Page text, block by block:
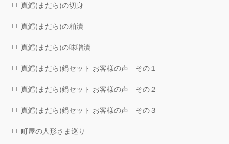
真鱈(まだら)の切身
真鱈(まだら)の粕漬
真鱈(まだら)の味噌漬
真鱈(まだら)鍋セット お客様の声 その１
真鱈(まだら)鍋セット お客様の声 その２
真鱈(まだら)鍋セット お客様の声 その３
町屋の人形さま巡り